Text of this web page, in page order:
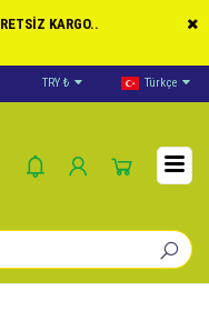
KARGO..
Ödeme Bildirimi
TRY ₺ Türkçe